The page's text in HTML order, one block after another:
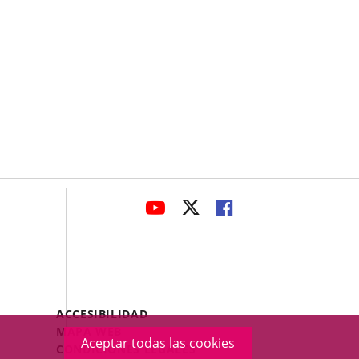
Aceptar todas las cookies
ENLACEENLACEENLACE
Menú
Legal
Footer
ACCESIBILIDAD
MAPA WEB
CONDICIONES LEGALES